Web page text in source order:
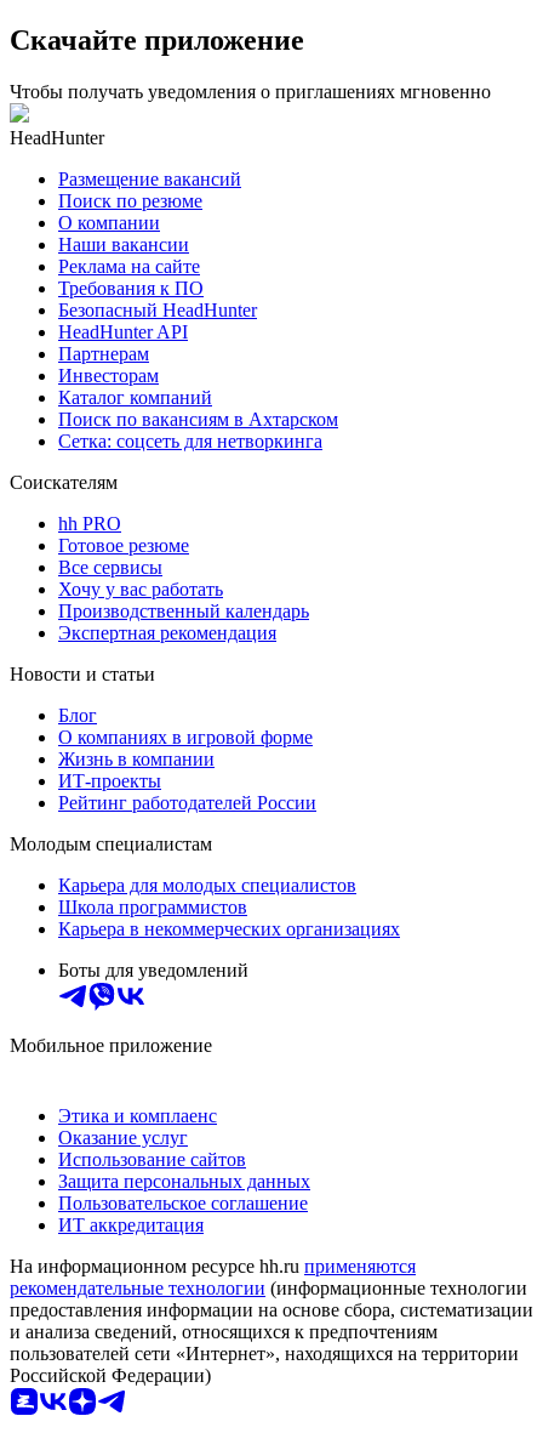
Скачайте приложение
Чтобы получать уведомления о приглашениях мгновенно
HeadHunter
Размещение вакансий
Поиск по резюме
О компании
Наши вакансии
Реклама на сайте
Требования к ПО
Безопасный HeadHunter
HeadHunter API
Партнерам
Инвесторам
Каталог компаний
Поиск по вакансиям в Ахтарском
Сетка: соцсеть для нетворкинга
Соискателям
hh PRO
Готовое резюме
Все сервисы
Хочу у вас работать
Производственный календарь
Экспертная рекомендация
Новости и статьи
Блог
О компаниях в игровой форме
Жизнь в компании
ИТ-проекты
Рейтинг работодателей России
Молодым специалистам
Карьера для молодых специалистов
Школа программистов
Карьера в некоммерческих организациях
Боты для уведомлений
Мобильное приложение
Этика и комплаенс
Оказание услуг
Использование сайтов
Защита персональных данных
Пользовательское соглашение
ИТ аккредитация
На информационном ресурсе hh.ru применяются
рекомендательные технологии (информационные технологии
предоставления информации на основе сбора, систематизации
и анализа сведений, относящихся к предпочтениям
пользователей сети «Интернет», находящихся на территории
Российской Федерации)